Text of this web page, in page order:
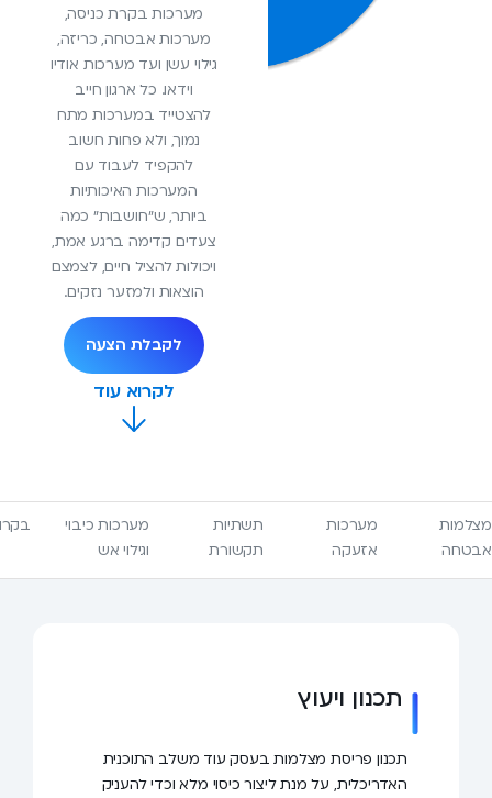
מערכות בקרת כניסה,
מערכות אבטחה, כריזה,
גילוי עשן ועד מערכות אודיו
וידאו. כל ארגון חייב
להצטייד במערכות מתח
נמוך, ולא פחות חשוב
להקפיד לעבוד עם
המערכות האיכותיות
ביותר, ש"חושבות" כמה
צעדים קדימה ברגע אמת,
ויכולות להציל חיים, לצמצם
הוצאות ולמזער נזקים.
לקבלת הצעה
מצלמות
אבטחה
מערכות
אזעקה
תשתיות
תקשורת
מערכות כיבוי
וגילוי אש
תכנון ויעוץ
תכנון פריסת מצלמות בעסק עוד משלב התוכנית
האדריכלית, על מנת ליצור כיסוי מלא וכדי להעניק